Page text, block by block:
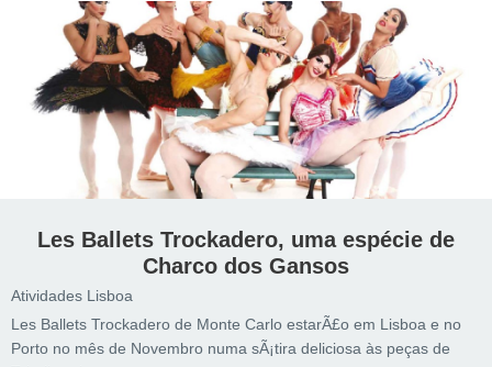
Les Ballets Trockadero, uma espécie de
Charco dos Gansos
Atividades Lisboa
Les Ballets Trockadero de Monte Carlo estarÃ£o em Lisboa e no
Porto no mês de Novembro numa sÃ¡tira deliciosa às peças de